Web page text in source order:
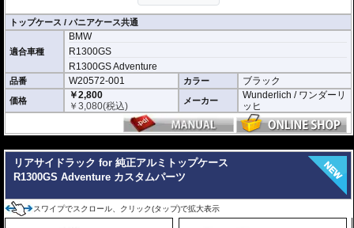
1つ単位での販売です。
トップケース / パニアケース共通
適合車種
BMW
R1300GS
R1300GS Adventure
品番 W20572-001 カラー ブラック
価格
￥2,800
￥3,080(税込) メーカー
Wunderlich / ワンダーリ
ッヒ
リアサイドラック for 純正アルミトップケース
R1300GS Adventure カスタムパーツ
スワイプでスクロール、クリック(タップ)で拡大表示